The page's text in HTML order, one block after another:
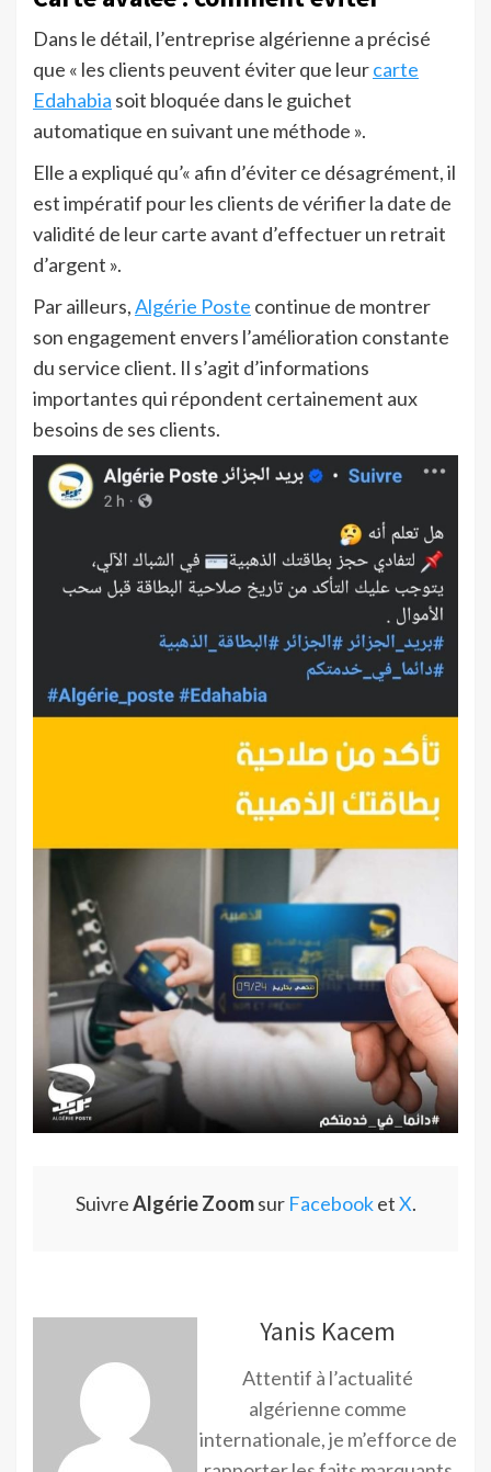
Dans le détail, l’entreprise algérienne a précisé
que « les clients peuvent éviter que leurcarte
Edahabia soit bloquée dans le guichet
automatique en suivant une méthode ».
Elle a expliqué qu’« afin d’éviter ce désagrément, il
est impératif pour les clients de vérifier la date de
validité de leur carte avant d’effectuer un retrait
d’argent ».
Par ailleurs,Algérie Poste continue de montrer
son engagement envers l’amélioration constante
du service client. Il s’agit d’informations
importantes qui répondent certainement aux
besoins de ses clients.
SuivreAlgérie Zoomsur FacebooketX.
Yanis Kacem
Attentif à l’actualité
algérienne comme
internationale, je m’efforce de